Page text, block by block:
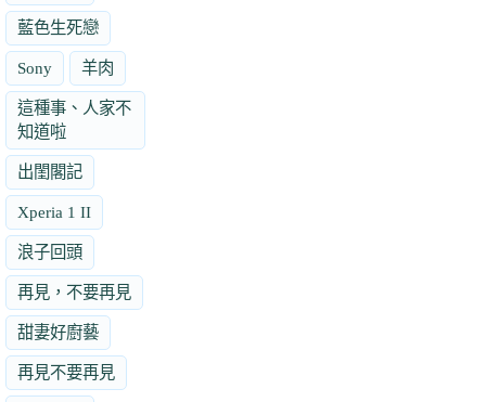
藍色生死戀
Sony 羊肉
這種事、人家不
知道啦
出閨閣記
Xperia 1 II
浪子回頭
再見，不要再見
甜妻好廚藝
再見不要再見